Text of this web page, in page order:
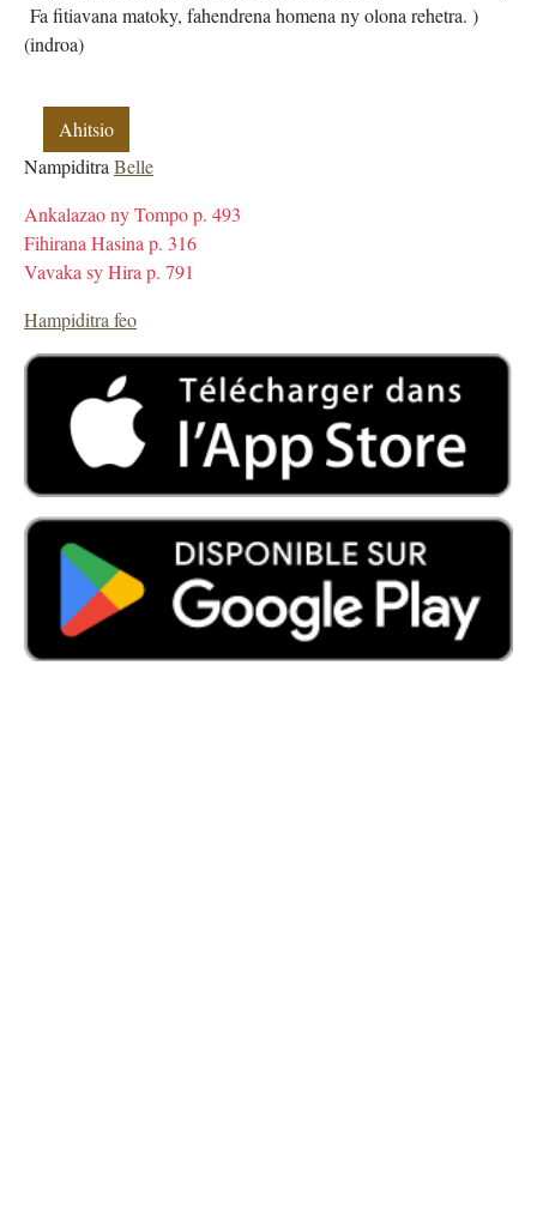
Fa fitiavana matoky, fahendrena homena ny olona rehetra. )
(indroa)
Ahitsio
Nampiditra Belle
Ankalazao ny Tompo p. 493
Fihirana Hasina p. 316
Vavaka sy Hira p. 791
Hampiditra feo